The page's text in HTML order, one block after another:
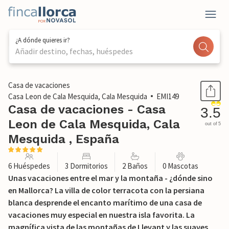
¿A dónde quieres ir?
Añadir destino, fechas, huéspedes
1 / 42
Casa de vacaciones
Casa Leon de Cala Mesquida, Cala Mesquida
EMI149
Casa de vacaciones - Casa
Leon de Cala Mesquida, Cala
Mesquida , España
3.5
out of 5
6 Huéspedes 3 Dormitorios 2 Baños 0 Mascotas
Unas vacaciones entre el mar y la montaña - ¿dónde sino
en Mallorca? La villa de color terracota con la persiana
blanca desprende el encanto marítimo de una casa de
vacaciones muy especial en nuestra isla favorita. La